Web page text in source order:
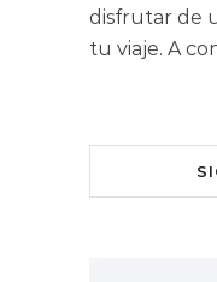
disfrutar de
tu viaje. A